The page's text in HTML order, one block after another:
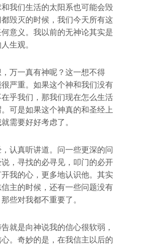
我们生活的太阳系也可能会毁
毁灭的时候，我们今天所有这
意义。我以前的无神论其实是
生观。
万一真有神呢？这一想不得
严重。如果这个神和我们没有
乎我们，那我们现在怎么生活
可是如果这个神真的和圣经上
需要好好考虑了。
认真听讲道。问一些更深的问
，寻找的必寻见，叩门的必开
我的心，更多地认识他。其实
主的时候，还有一些问题没有
些对我都不重要了。
就是向神说我的信心很软弱，
。奇妙的是，在我信主以后的